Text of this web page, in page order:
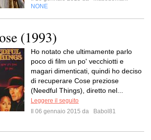
NONE
(1993)
Ho notato che ultimamente parlo
poco di film un po' vecchiotti e
magari dimenticati, quindi ho deciso
di recuperare Cose preziose
(Needful Things), diretto nel...
Leggere il seguito
Il 06 gennaio 2015 da
Babol81